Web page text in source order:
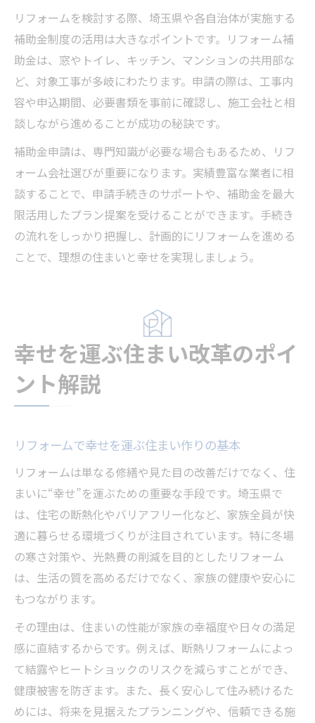
リフォームを検討する際、埼玉県や各自治体が実施する
補助金制度の活用は大きなポイントです。リフォーム補
助金は、窓やトイレ、キッチン、マンションの共用部な
ど、対象工事が多岐にわたります。申請の際は、工事内
容や申込期間、必要書類を事前に確認し、施工会社と相
談しながら進めることが成功の秘訣です。
補助金申請は、専門知識が必要な場合もあるため、リフ
ォーム会社選びが重要になります。実績豊富な業者に相
談することで、申請手続きのサポートや、補助金を最大
限活用したプラン提案を受けることができます。手続き
の流れをしっかり把握し、計画的にリフォームを進める
ことで、理想の住まいと幸せを実現しましょう。
幸せを運ぶ住まい改革のポイ
ント解説
リフォームで幸せを運ぶ住まい作りの基本
リフォームは単なる修繕や見た目の改善だけでなく、住
まいに“幸せ”を運ぶための重要な手段です。埼玉県で
は、住宅の断熱化やバリアフリー化など、家族全員が快
適に暮らせる環境づくりが注目されています。特に冬場
の寒さ対策や、光熱費の削減を目的としたリフォーム
は、生活の質を高めるだけでなく、家族の健康や安心に
もつながります。
その理由は、住まいの性能が家族の幸福度や日々の満足
感に直結するからです。例えば、断熱リフォームによっ
て結露やヒートショックのリスクを減らすことができ、
健康被害を防ぎます。また、長く安心して住み続けるた
めには、将来を見据えたプランニングや、信頼できる施